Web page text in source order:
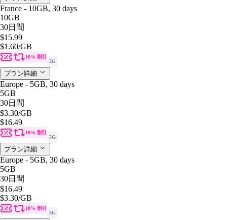
France - 10GB, 30 days
10GB
30日間
$15.99
$1.60/GB
10% 割引
5G
プラン詳細
Europe - 5GB, 30 days
5GB
30日間
$3.30/GB
$16.49
10% 割引
5G
プラン詳細
Europe - 5GB, 30 days
5GB
30日間
$16.49
$3.30/GB
10% 割引
5G